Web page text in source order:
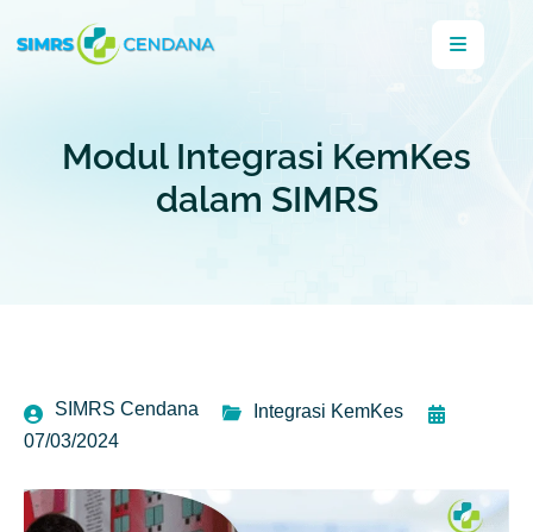
Modul Integrasi KemKes
dalam SIMRS
SIMRS Cendana
Integrasi KemKes
07/03/2024